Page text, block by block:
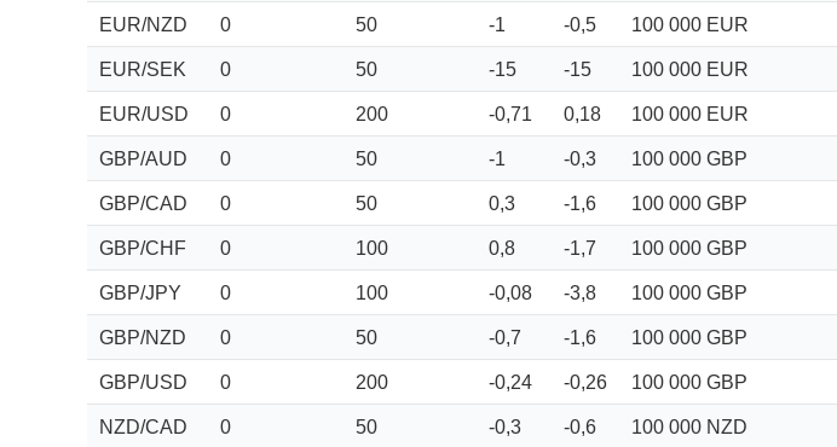
EUR/NZD 0 50 -1 -0,5 100 000 EUR
EUR/SEK 0 50 -15 -15 100 000 EUR
EUR/USD 0 200 -0,71 0,18 100 000 EUR
GBP/AUD 0 50 -1 -0,3 100 000 GBP
GBP/CAD 0 50 0,3 -1,6 100 000 GBP
GBP/CHF 0 100 0,8 -1,7 100 000 GBP
GBP/JPY 0 100 -0,08 -3,8 100 000 GBP
GBP/NZD 0 50 -0,7 -1,6 100 000 GBP
GBP/USD 0 200 -0,24 -0,26 100 000 GBP
NZD/CAD 0 50 -0,3 -0,6 100 000 NZD